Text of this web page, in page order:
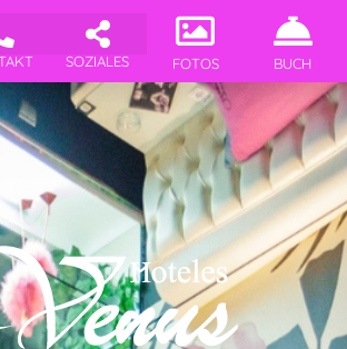
SOZIALES FOTOS BUCH